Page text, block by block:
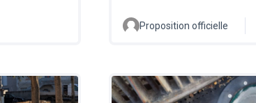
Proposition officielle